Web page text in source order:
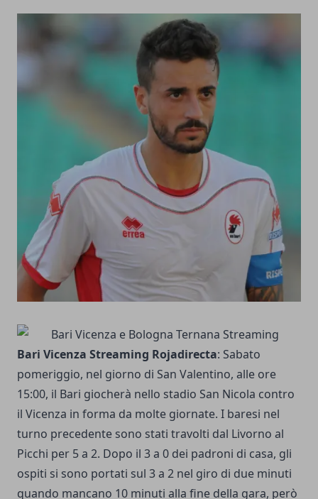
Bari Vicenza Streaming Rojadirecta: Sabato
pomeriggio, nel giorno di San Valentino, alle ore
15:00, il Bari giocherà nello stadio San Nicola contro
il Vicenza in forma da molte giornate. I baresi nel
turno precedente sono stati travolti dal Livorno al
Picchi per 5 a 2. Dopo il 3 a 0 dei padroni di casa, gli
ospiti si sono portati sul 3 a 2 nel giro di due minuti
quando mancano 10 minuti alla fine della gara, però